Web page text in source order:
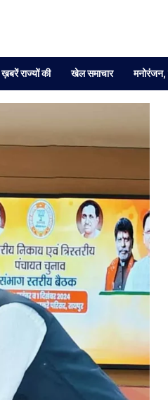
ख़बरें राज्यों की खेल समाचार